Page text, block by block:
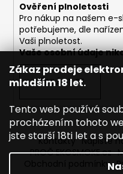
Zákaz prodeje
mladším 18 let.
Tento web používá
procházením tohoto
jste starší 18ti let a s
DEKANG
DESERT
SHIP
10ML
11MG
169
Kč
Původně:
Kč
Ověření plnoletosti
Pro nákup na našem e-
potřebujeme, dle
Vaši plnoletost.
Vaše osobní údaje
PŘIHLÁSIT SE
Kontakty Napište
PROČ EKOSMOKE.cz
Obchodní podmínky